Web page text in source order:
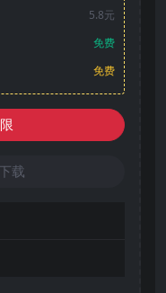
5.8元
免费
免费
载